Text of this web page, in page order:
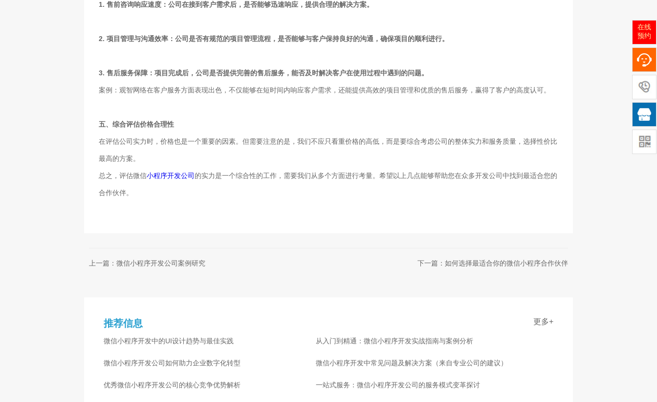
1. 售前咨询响应速度：公司在接到客户需求后，是否能够迅速响应，提供合理的解决方案。
2. 项目管理与沟通效率：公司是否有规范的项目管理流程，是否能够与客户保持良好的沟通，确保项目的顺利进行。
3. 售后服务保障：项目完成后，公司是否提供完善的售后服务，能否及时解决客户在使用过程中遇到的问题。
案例：观智网络在客户服务方面表现出色，不仅能够在短时间内响应客户需求，还能提供高效的项目管理和优质的售后服务，赢得了客户的高度认可。
五、综合评估价格合理性
在评估公司实力时，价格也是一个重要的因素。但需要注意的是，我们不应只看重价格的高低，而是要综合考虑公司的整体实力和服务质量，选择性价比
最高的方案。
总之，评估微信小程序开发公司 的实力是一个综合性的工作，需要我们从多个方面进行考量。希望以上几点能够帮助您在众多开发公司中找到最适合您的
合作伙伴。
上一篇：微信小程序开发公司案例研究 下一篇：如何选择最适合你的微信小程序合作伙伴
推荐信息 更多+
微信小程序开发中的UI设计趋势与最佳实践 从入门到精通：微信小程序开发实战指南与案例分析
微信小程序开发公司如何助力企业数字化转型 微信小程序开发中常见问题及解决方案（来自专业公司的建议）
优秀微信小程序开发公司的核心竞争优势解析 一站式服务：微信小程序开发公司的服务模式变革探讨
在线
预约
